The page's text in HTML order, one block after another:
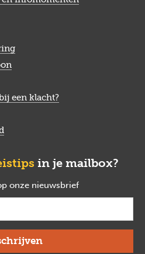
een klacht?
in je mailbox?
onze nieuwsbrief